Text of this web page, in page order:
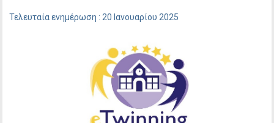
Τελευταία ενημέρωση : 20 Ιανουαρίου 2025